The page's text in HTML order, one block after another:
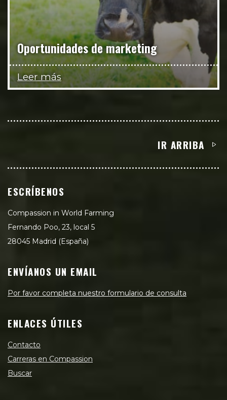
Oportunidades de marketing
Leer más
IR ARRIBA
ESCRÍBENOS
Compassion in World Farming
Fernando Poo, 23, local 5
28045 Madrid (España)
ENVÍANOS UN EMAIL
Por favor completa nuestro formulario de consulta
ENLACES ÚTILES
Contacto
Carreras en Compassion
Buscar